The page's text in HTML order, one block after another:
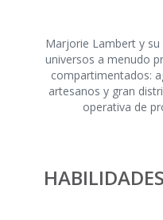
Marjorie Lambert y
universos a menudo
compartimentados:
artesanos y gran
operativa de